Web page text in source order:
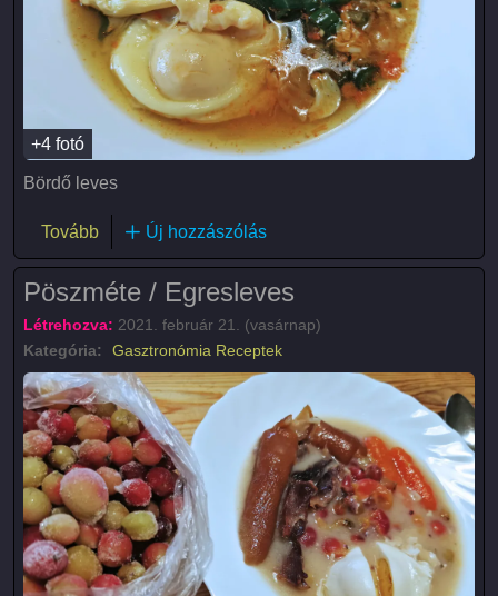
+4 fotó
Bördő leves
Tovább(Hagymaszár leves)
Új hozzászólás
Pöszméte / Egresleves
Létrehozva: 2021. február 21. (vasárnap)
Kategória:
Gasztronómia Receptek